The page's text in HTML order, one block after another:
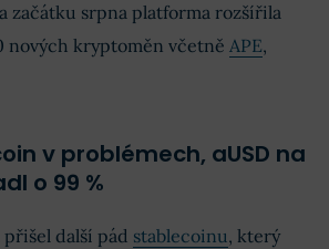
začátku srpna platforma rozšířila
nových kryptoměn včetně APE,
v problémech, aUSD na
o 99 %
další pád stablecoinu, který